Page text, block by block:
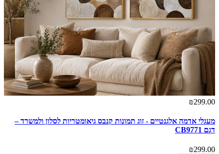
₪299.00
מעגלי אדמה אלגנטיים - זוג תמונות קנבס גיאומטריות לסלון ולמשרד –
דגם CB9771
₪299.00